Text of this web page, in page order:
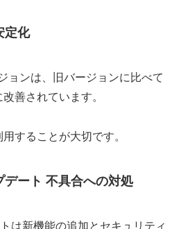
定化
ョンは、旧バージョンに比べて
善されています。
することが大切です。
ート 不具合への対処
は新機能の追加とセキュリティ